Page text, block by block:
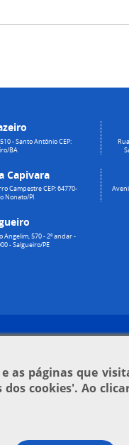
- Santo Antônio CEP:
BA
Capivara
Campestre CEP: 64770-
Nonato/PI
570 - 2º andar -
- Salgueiro/PE
as páginas que
dos cookies'. Ao